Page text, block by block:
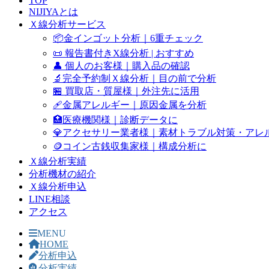
NIJIYAとは
Ｘ線分析サービス
📦金インゴット分析｜6重チェック
📜 報告書付きX線分析 | おすすめ
👤 個人のお客様｜購入品の確認
🔬完全予約制Ｘ線分析｜目の前で分析
🏪 買取店・質屋様｜外注先に活用
🩹金属アレルギー｜原因金属を分析
🏥医療機関様｜診断データに
💎アクセサリー業者様｜素材トラブル対策・アレ
🪙コイン古銭収集家様｜構成分析に
Ｘ線分析実績
分析機材の紹介
Ｘ線分析申込
LINE相談
アクセス
MENU
HOME
分析申込